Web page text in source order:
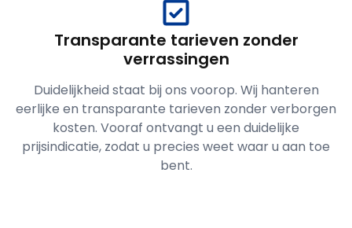
Transparante tarieven zonder
verrassingen
Duidelijkheid staat bij ons voorop. Wij hanteren
eerlijke en transparante tarieven zonder verborgen
kosten. Vooraf ontvangt u een duidelijke
prijsindicatie, zodat u precies weet waar u aan toe
bent.